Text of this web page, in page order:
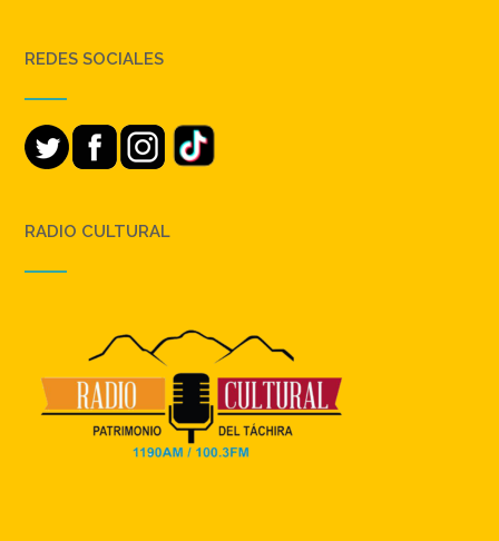
REDES SOCIALES
RADIO CULTURAL